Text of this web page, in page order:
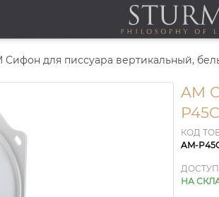
Cифон для писсуара вертикальный,
AM
КОД
AM-
НА